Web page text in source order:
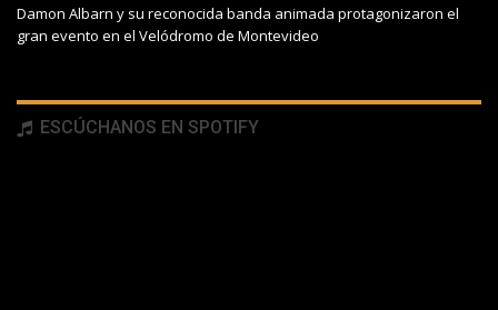
Damon Albarn y su reconocida banda animada protagonizaron el
gran evento en el Velódromo de Montevideo
ESCÚCHANOS EN SPOTIFY